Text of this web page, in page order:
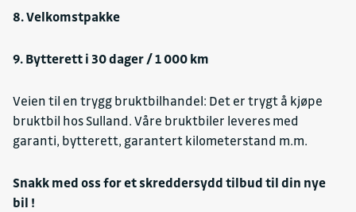
8. Velkomstpakke
9. Bytterett i 30 dager / 1 000 km
Veien til en trygg bruktbilhandel: Det er trygt å kjøpe
bruktbil hos Sulland. Våre bruktbiler leveres med
garanti, bytterett, garantert kilometerstand m.m.
Snakk med oss for et skreddersydd tilbud til din nye
bil !